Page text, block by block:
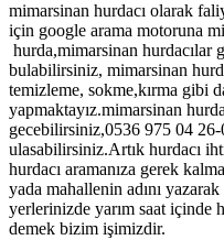
mimarsinan hurdacı olarak
için google arama motoruna
hurda,mimarsinan hurdacılar
bulabilirsiniz, mimarsinan
temizleme, sokme,kırma gibi
yapmaktayız.mimarsinan
gecebilirsiniz,0536 975 04
ulasabilirsiniz.Artık hurdacı
hurdacı aramanıza gerek
yada mahallenin adını
yerlerinizde yarım saat içinde
demek bizim işimizdir.